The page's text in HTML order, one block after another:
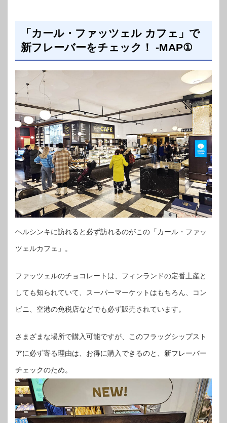
「カール・ファッツェル カフェ」で
新フレーバーをチェック！ -MAP①
ヘルシンキに訪れると必ず訪れるのがこの「カール・ファッ
ツェルカフェ」。
ファッツェルのチョコレートは、フィンランドの定番土産と
しても知られていて、スーパーマーケットはもちろん、コン
ビニ、空港の免税店などでも必ず販売されています。
さまざまな場所で購入可能ですが、このフラッグシップスト
アに必ず寄る理由は、お得に購入できるのと、新フレーバー
チェックのため。